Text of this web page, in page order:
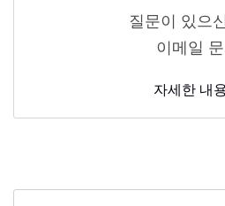
질문이 있으
이메일 문
자세한 내